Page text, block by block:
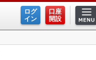
ログ
イン
口座
開設